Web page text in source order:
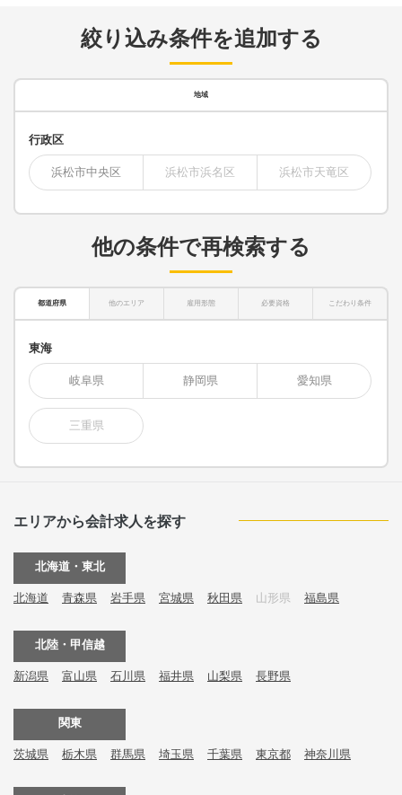
絞り込み条件を追加する
地域
行政区
浜松市中央区 浜松市浜名区 浜松市天竜区
他の条件で再検索する
都道府県 他のエリア 雇用形態 必要資格 こだわり条件
東海
岐阜県 静岡県 愛知県
三重県
エリアから会計求人を探す
北海道・東北
北海道 青森県 岩手県 宮城県 秋田県 山形県 福島県
北陸・甲信越
新潟県 富山県 石川県 福井県 山梨県 長野県
関東
茨城県 栃木県 群馬県 埼玉県 千葉県 東京都 神奈川県